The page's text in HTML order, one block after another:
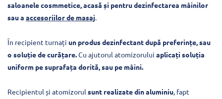
saloanele cosmmetice, acasă și pentru dezinfectarea mâinilor
sau a accesoriilor de masaj.
În recipient turnați un produs dezinfectant după preferințe, sau
o soluție de curățare.Cu ajutorul atomizorului aplicați soluția
uniform pe suprafața dorită, sau pe mâini.
Recipientul și atomizorul sunt realizate din aluminiu, fapt